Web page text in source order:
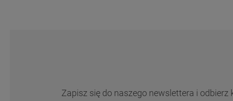
Zapisz się do naszego newslettera i